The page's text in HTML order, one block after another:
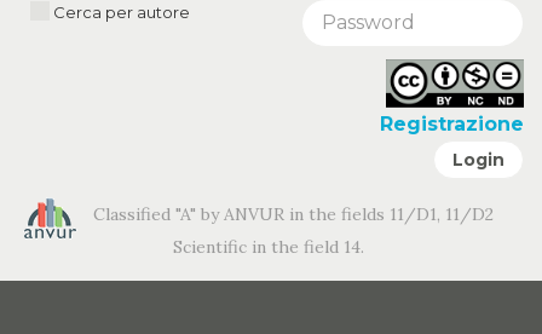
Cerca per autore
Registrazione
Login
Classified "A" by ANVUR in the fields 11/D1, 11/D2
Scientific in the field 14.